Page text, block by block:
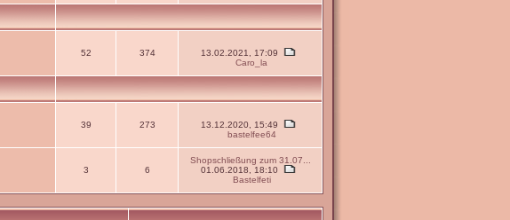
52 374
13.02.2021, 17:09
Caro_la
39 273
13.12.2020, 15:49
bastelfee64
3 6
Shopschließung zum 31.07...
01.06.2018, 18:10
Bastelfeti